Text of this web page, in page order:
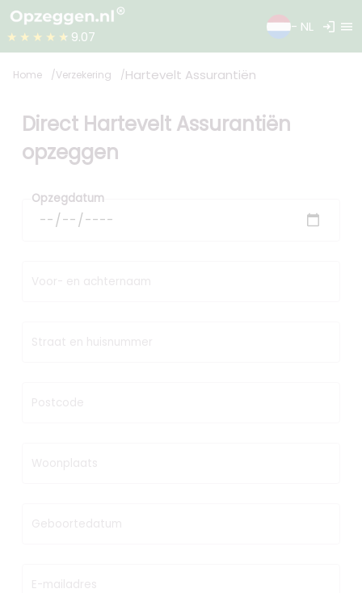
★★★★★ 9.07
- NL login menu
Home Verzekering Hartevelt Assurantiën
Direct Hartevelt Assurantiën
opzeggen
Opzegdatum
Voor- en achternaam
Straat en huisnummer
Postcode
Woonplaats
Geboortedatum
E-mailadres